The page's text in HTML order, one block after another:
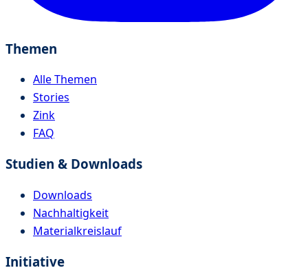
Themen
Alle Themen
Stories
Zink
FAQ
Studien & Downloads
Downloads
Nachhaltigkeit
Materialkreislauf
Initiative